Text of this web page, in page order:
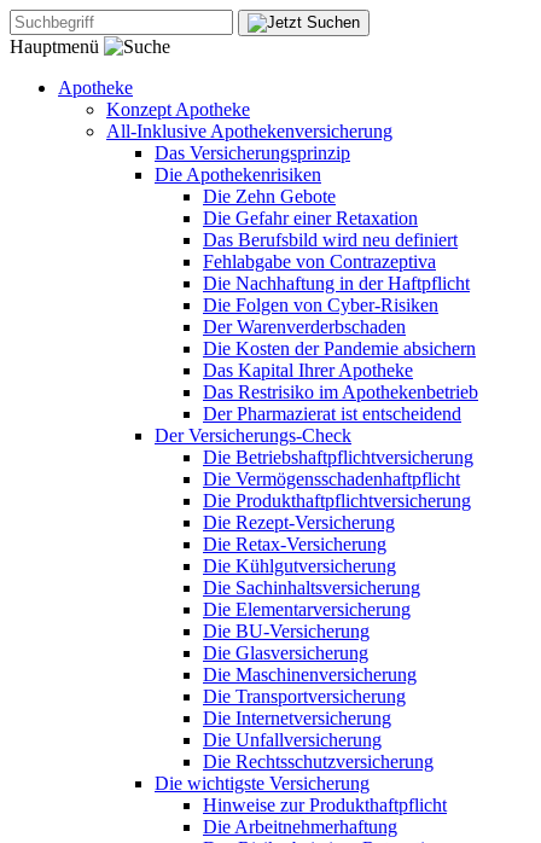
Hauptmenü
Apotheke
Konzept Apotheke
All-Inklusive Apothekenversicherung
Das Versicherungsprinzip
Die Apothekenrisiken
Die Zehn Gebote
Die Gefahr einer Retaxation
Das Berufsbild wird neu definiert
Fehlabgabe von Contrazeptiva
Die Nachhaftung in der Haftpflicht
Die Folgen von Cyber-Risiken
Der Warenverderbschaden
Die Kosten der Pandemie absichern
Das Kapital Ihrer Apotheke
Das Restrisiko im Apothekenbetrieb
Der Pharmazierat ist entscheidend
Der Versicherungs-Check
Die Betriebshaftpflichtversicherung
Die Vermögensschadenhaftpflicht
Die Produkthaftpflichtversicherung
Die Rezept-Versicherung
Die Retax-Versicherung
Die Kühlgutversicherung
Die Sachinhaltsversicherung
Die Elementarversicherung
Die BU-Versicherung
Die Glasversicherung
Die Maschinenversicherung
Die Transportversicherung
Die Internetversicherung
Die Unfallversicherung
Die Rechtsschutzversicherung
Die wichtigste Versicherung
Hinweise zur Produkthaftpflicht
Die Arbeitnehmerhaftung